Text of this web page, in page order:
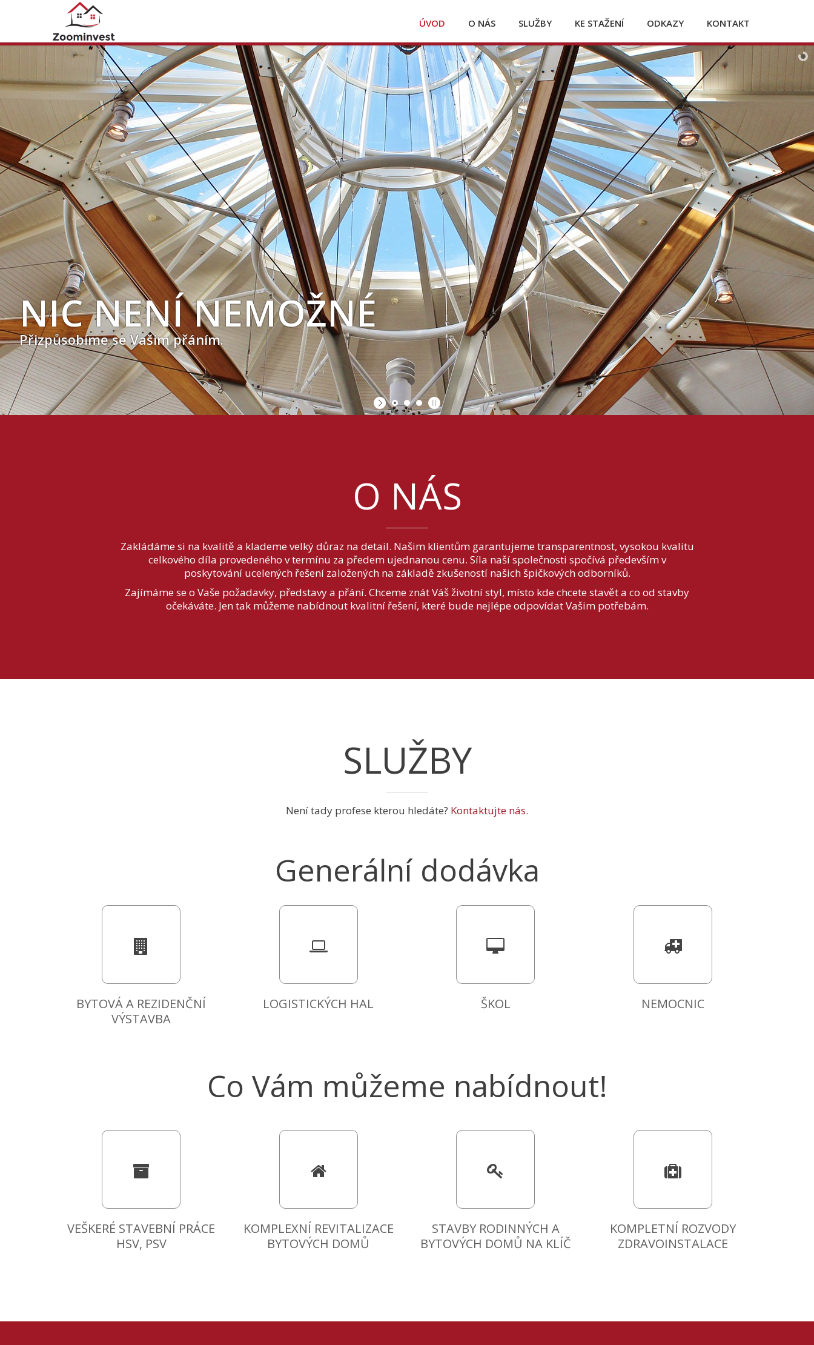
ÚVOD O NÁS SLUŽBY KE STAŽENÍ ODKAZY KONTAKT
NIC NENÍ NEMOŽNÉ
Přizpůsobíme se Vašim přáním.
O NÁS
Zakládáme si na kvalitě a klademe velký důraz na detail. Našim klientům garantujeme transparentnost, vysokou kvalitu
celkového díla provedeného v termínu za předem ujednanou cenu. Síla naší společnosti spočívá především v
poskytování ucelených řešení založených na základě zkušeností našich špičkových odborníků.
Zajímáme se o Vaše požadavky, představy a přání. Chceme znát Váš životní styl, místo kde chcete stavět a co od stavby
očekáváte. Jen tak můžeme nabídnout kvalitní řešení, které bude nejlépe odpovídat Vašim potřebám.
SLUŽBY
Není tady profese kterou hledáte? Kontaktujte nás.
Generální dodávka
BYTOVÁ A REZIDENČNÍ
VÝSTAVBA
LOGISTICKÝCH HAL ŠKOL NEMOCNIC
Co Vám můžeme nabídnout!
VEŠKERÉ STAVEBNÍ PRÁCE
HSV, PSV
KOMPLEXNÍ REVITALIZACE
BYTOVÝCH DOMŮ
STAVBY RODINNÝCH A
BYTOVÝCH DOMŮ NA KLÍČ
KOMPLETNÍ ROZVODY
ZDRAVOINSTALACE